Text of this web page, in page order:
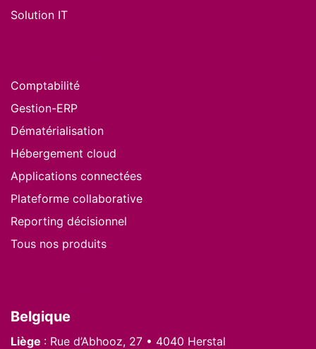
Solution IT
Comptabilité
Gestion-ERP
Dématérialisation
Hébergement cloud
Applications connectées
Plateforme collaborative
Reporting décisionnel
Tous nos produits
Belgique
Liège : Rue d’Abhooz, 27 • 4040 Herstal